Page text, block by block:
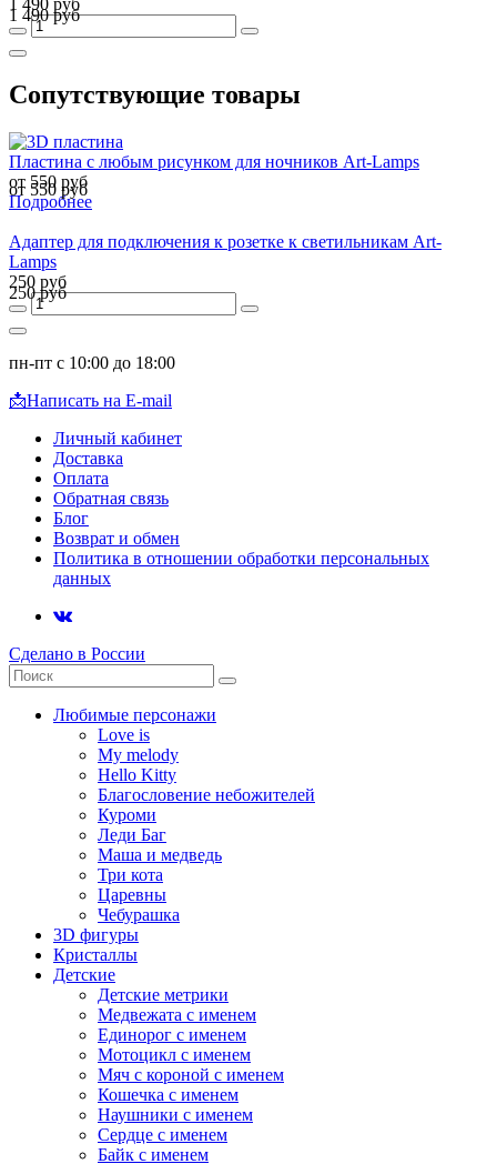
1 490 руб
Сопутствующие товары
Пластина с любым рисунком для ночников Art-Lamps
от 550 руб
от 550 руб
Подробнее
Адаптер для подключения к розетке к светильникам Art-
Lamps
250 руб
250 руб
пн-пт с 10:00 до 18:00
📩Написать на E-mail
Личный кабинет
Доставка
Оплата
Обратная связь
Блог
Возврат и обмен
Политика в отношении обработки персональных
данных
Сделано в России
Любимые персонажи
Love is
My melody
Hello Kitty
Благословение небожителей
Куроми
Леди Баг
Маша и медведь
Три кота
Царевны
Чебурашка
3D фигуры
Кристаллы
Детские
Детские метрики
Медвежата с именем
Единорог с именем
Мотоцикл с именем
Мяч с короной с именем
Кошечка с именем
Наушники с именем
Сердце с именем
Байк с именем